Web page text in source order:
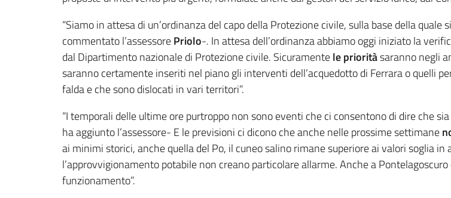
“Siamo in attesa di un’ordinanza del capo della Protezione civile, sulla base della
commentato l’assessorePriolo-. In attesa dell’ordinanza abbiamo oggi iniziato la
dal Dipartimento nazionale di Protezione civile. Sicuramentele prioritàsaranno negli
saranno certamente inseriti nel piano gli interventi dell’acquedotto di Ferrara o quelli
falda e che sono dislocati in vari territori”.
“I temporali delle ultime ore purtroppo non sono eventi che ci consentono di dire che
ha aggiunto l’assessore- E le previsioni ci dicono che anche nelle prossime settimane
ai minimi storici, anche quella del Po, il cuneo salino rimane superiore ai valori soglia
l’approvvigionamento potabile non creano particolare allarme. Anche a
funzionamento”.